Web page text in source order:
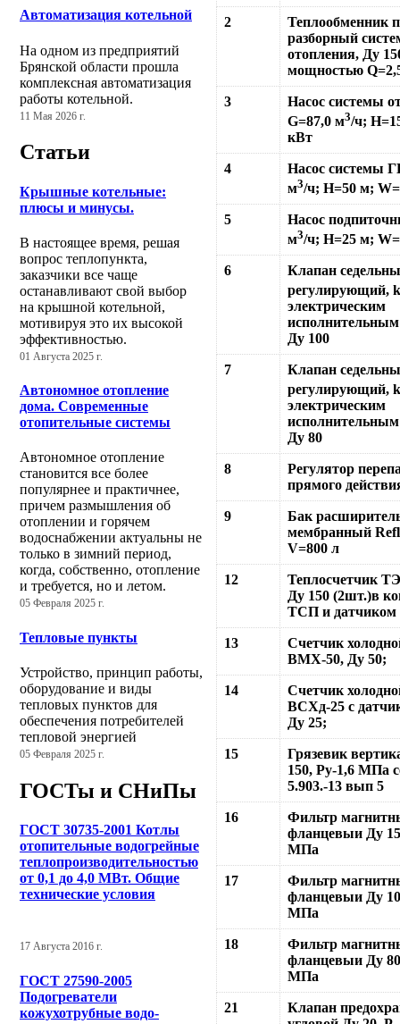
Автоматизация котельной
На одном из предприятий
Брянской области прошла
комплексная автоматизация
работы котельной.
11 Мая 2026 г.
Статьи
Крышные котельные:
плюсы и минусы.
В настоящее время, решая
вопрос теплопункта,
заказчики все чаще
останавливают свой выбор
на крышной котельной,
мотивируя это их высокой
эффективностью.
01 Августа 2025 г.
Автономное отопление
дома. Современные
отопительные системы
Автономное отопление
становится все более
популярнее и практичнее,
причем размышления об
отоплении и горячем
водоснабжении актуальны не
только в зимний период,
когда, собственно, отопление
и требуется, но и летом.
05 Февраля 2025 г.
Тепловые пункты
Устройство, принцип работы,
оборудование и виды
тепловых пунктов для
обеспечения потребителей
тепловой энергией
05 Февраля 2025 г.
ГОСТы и СНиПы
ГОСТ 30735-2001 Котлы
отопительные водогрейные
теплопроизводительностью
от 0,1 до 4,0 МВт. Общие
технические условия
17 Августа 2016 г.
ГОСТ 27590-2005
Подогреватели
кожухотрубные водо-
2
Теплообменник
разборный
отопления, Ду
мощностью
3
Насос системы
G=87,0 м3/ч;
кВт
4
Насос системы
м3/ч; Н=50 м;
5
Насос
м3/ч; Н=25 м;
6
Клапан
регулирующий,
электрическим
Ду 100
7
Клапан
регулирующий,
электрическим
Ду 80
8
Регулятор
прямого
9
Бак
мембранный
V=800 л
12
Теплосчетчик
Ду 150 (2шт.)в
TCП и датчиком
13
Счетчик
ВМХ-50, Ду 50;
14
Счетчик
ВСХд-25 с
Ду 25;
15
Грязевик
150, Ру-1,6 МПа
5.903.-13 вып 5
16
Фильтр
фланцевыи Ду
МПа
17
Фильтр
фланцевыи Ду
МПа
18
Фильтр
фланцевыи Ду
МПа
21
Клапан